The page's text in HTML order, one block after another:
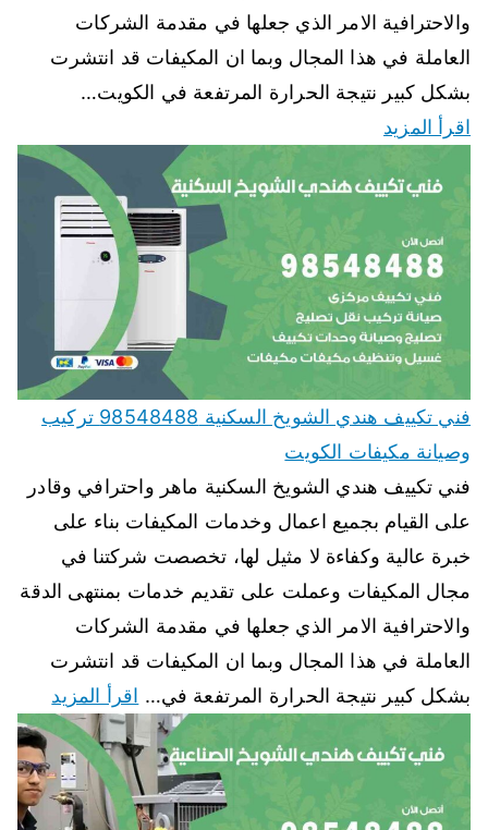
والاحترافية الامر الذي جعلها في مقدمة الشركات
العاملة في هذا المجال وبما ان المكيفات قد انتشرت
بشكل كبير نتيجة الحرارة المرتفعة في الكويت…
اقرأ المزيد
فني تكييف هندي الشويخ السكنية 98548488 تركيب
وصيانة مكيفات الكويت
فني تكييف هندي الشويخ السكنية ماهر واحترافي وقادر
على القيام بجميع اعمال وخدمات المكيفات بناء على
خبرة عالية وكفاءة لا مثيل لها، تخصصت شركتنا في
مجال المكيفات وعملت على تقديم خدمات بمنتهى الدقة
والاحترافية الامر الذي جعلها في مقدمة الشركات
العاملة في هذا المجال وبما ان المكيفات قد انتشرت
بشكل كبير نتيجة الحرارة المرتفعة في… اقرأ المزيد